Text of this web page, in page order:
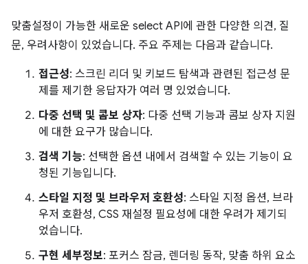
맞춤설정이 가능한 새로운 select API에 관한 다양한 의견, 질
문, 우려사항이 있었습니다. 주요 주제는 다음과 같습니다.
접근성: 스크린 리더 및 키보드 탐색과 관련된 접근성 문
제를 제기한 응답자가 여러 명 있었습니다.
다중 선택 및 콤보 상자: 다중 선택 기능과 콤보 상자 지원
에 대한 요구가 많습니다.
검색 기능: 선택한 옵션 내에서 검색할 수 있는 기능이 요
청된 기능입니다.
스타일 지정 및 브라우저 호환성: 스타일 지정 옵션, 브라
우저 호환성, CSS 재설정 필요성에 대한 우려가 제기되
었습니다.
구현 세부정보: 포커스 잠금, 렌더링 동작, 맞춤 하위 요소